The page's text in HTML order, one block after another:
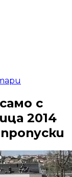
с
2014